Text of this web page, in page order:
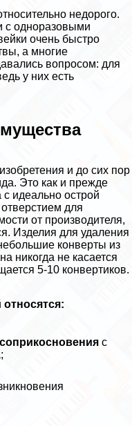
недорого.
с одноразовыми
очень быстро
а многие
вопросом: для
у них есть
и до сих пор
Это как и прежде
с идеально острой
для
от производителя,
Изделия для удаления
конверты из
никогда не касается
5-10 конвертиков.
с